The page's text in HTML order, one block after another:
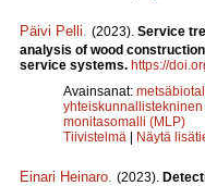
Päivi Pelli (2023). Service
analysis of wood
service systems. https://
Avainsanat:
yhteiskunnallistekninen
monitasomalli (MLP)
Tiivistelmä | Näytä
Einari Heinaro (2023).